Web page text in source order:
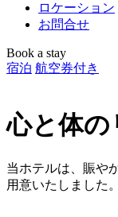
ロケーション
お問合せ
Book a stay
宿泊 航空券付き
心と体の
当ホテルは、賑や
用意いたしました